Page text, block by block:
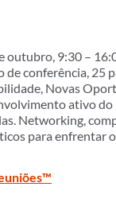
9:30 –
conferência,
Novas
ativo
Networking,
para enfrentar